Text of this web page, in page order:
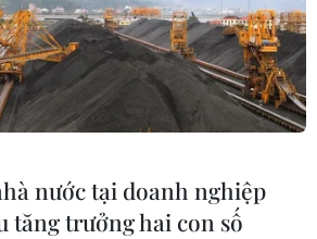
2 để tiến hành cuộc chiến
lớn ở miền Đông Ukraine.
nước tại doanh nghiệp
tăng trưởng hai con số